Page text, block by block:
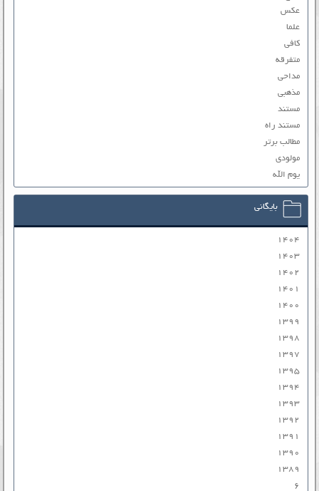
عکس
علما
کافی
متفرقه
مداحی
مذهبی
مستند
مستند راه
مطالب برتر
مولودی
یوم الله
بایگانی
۱۴۰۴
۱۴۰۳
۱۴۰۲
۱۴۰۱
۱۴۰۰
۱۳۹۹
۱۳۹۸
۱۳۹۷
۱۳۹۵
۱۳۹۴
۱۳۹۳
۱۳۹۲
۱۳۹۱
۱۳۹۰
۱۳۸۹
۶